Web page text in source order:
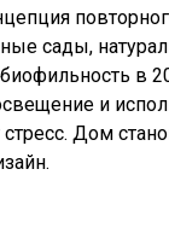
сады,
в
и
Дом